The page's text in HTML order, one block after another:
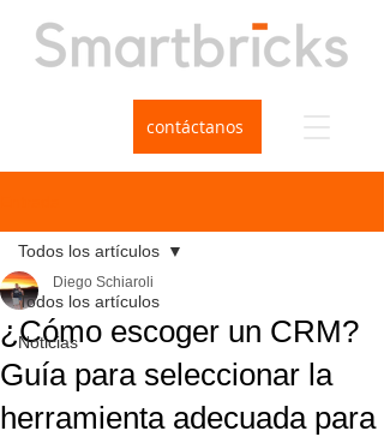
contáctanos
Todos los artículos
Noticias
Todos los artículos
¿Cómo escoger un CRM?
Guía para seleccionar la
herramienta adecuada para
Diego Schiaroli